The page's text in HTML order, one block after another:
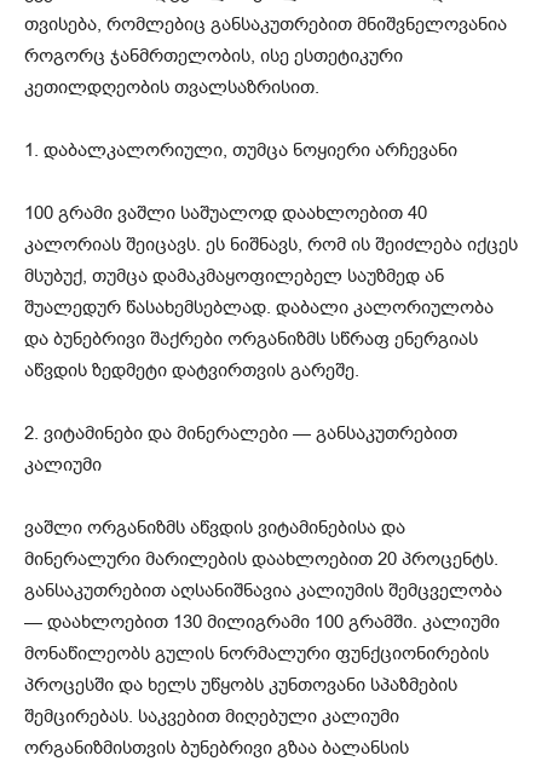
თვისება, რომლებიც განსაკუთრებით მნიშვნელოვანია
როგორც ჯანმრთელობის, ისე ესთეტიკური
კეთილდღეობის თვალსაზრისით.
1. დაბალკალორიული, თუმცა ნოყიერი არჩევანი
100 გრამი ვაშლი საშუალოდ დაახლოებით 40
კალორიას შეიცავს. ეს ნიშნავს, რომ ის შეიძლება იქცეს
მსუბუქ, თუმცა დამაკმაყოფილებელ საუზმედ ან
შუალედურ წასახემსებლად. დაბალი კალორიულობა
და ბუნებრივი შაქრები ორგანიზმს სწრაფ ენერგიას
აწვდის ზედმეტი დატვირთვის გარეშე.
2. ვიტამინები და მინერალები — განსაკუთრებით
კალიუმი
ვაშლი ორგანიზმს აწვდის ვიტამინებისა და
მინერალური მარილების დაახლოებით 20 პროცენტს.
განსაკუთრებით აღსანიშნავია კალიუმის შემცველობა
— დაახლოებით 130 მილიგრამი 100 გრამში. კალიუმი
მონაწილეობს გულის ნორმალური ფუნქციონირების
პროცესში და ხელს უწყობს კუნთოვანი სპაზმების
შემცირებას. საკვებით მიღებული კალიუმი
ორგანიზმისთვის ბუნებრივი გზაა ბალანსის